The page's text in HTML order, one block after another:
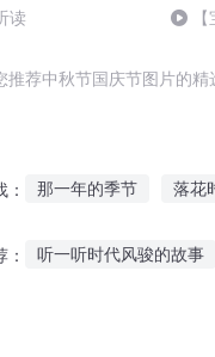
读
推荐中秋节国庆节图片的
那一年的季节 落花
听一听时代风骏的故事